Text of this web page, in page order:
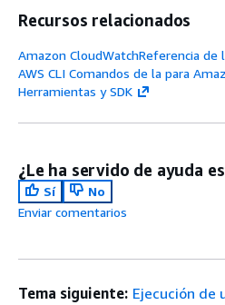
Recursos relacionados
Amazon CloudWatchReferencia de
AWS CLI Comandos de la para
Herramientas y SDK
¿Le ha servido de ayuda
Sí
No
Enviar comentarios
Tema siguiente: Ejecución de